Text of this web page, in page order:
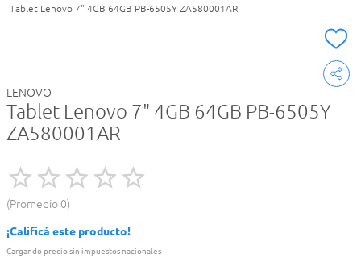
Tablet Lenovo 7" 4GB 64GB PB-6505Y ZA580001AR
LENOVO
Tablet Lenovo 7" 4GB 64GB PB-6505Y
ZA580001AR
Promedio 0
¡Calificá este producto!
Cargando precio sin impuestos nacionales
Papas Fritas